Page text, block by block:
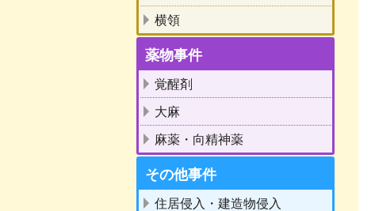
横領
薬物事件
覚醒剤
大麻
麻薬・向精神薬
その他事件
住居侵入・建造物侵入